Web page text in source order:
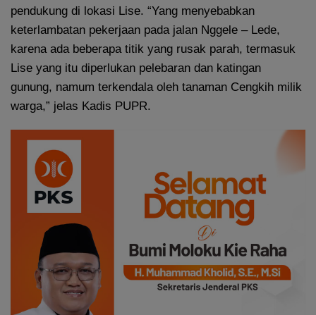
pendukung di lokasi Lise. “Yang menyebabkan
keterlambatan pekerjaan pada jalan Nggele – Lede,
karena ada beberapa titik yang rusak parah, termasuk
Lise yang itu diperlukan pelebaran dan katingan
gunung, namum terkendala oleh tanaman Cengkih milik
warga,” jelas Kadis PUPR.